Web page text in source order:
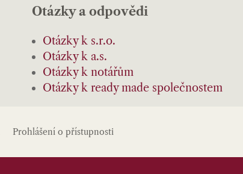
Otázky a odpovědi
Otázky k s.r.o.
Otázky k a.s.
Otázky k notářům
Otázky k ready made společnostem
Prohlášení o přístupnosti